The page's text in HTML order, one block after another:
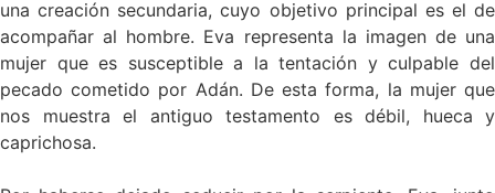
una creación secundaria, cuyo objetivo principal es el de
acompañar al hombre. Eva representa la imagen de una
mujer que es susceptible a la tentación y culpable del
pecado cometido por Adán. De esta forma, la mujer que
nos muestra el antiguo testamento es débil, hueca y
caprichosa.